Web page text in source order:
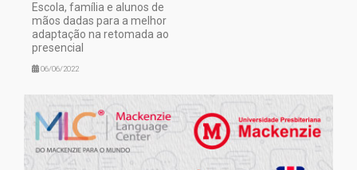
Escola, família e alunos de
mãos dadas para a melhor
adaptação na retomada ao
presencial
06/06/2022